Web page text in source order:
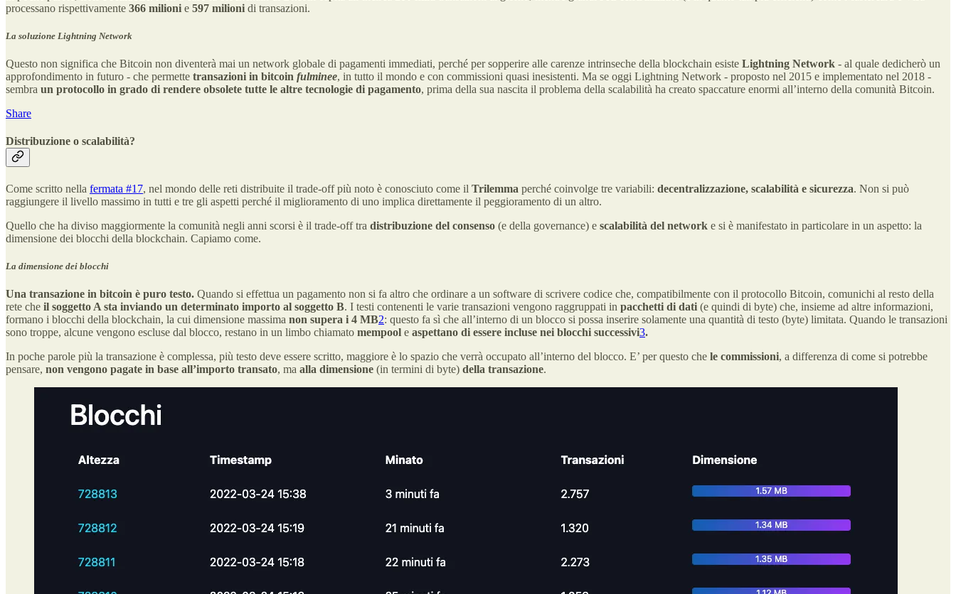
processano rispettivamente 366 milioni e 597 milioni di transazioni.
La soluzione Lightning Network
Questo non significa che Bitcoin non diventerà mai un network globale di pagamenti immediati, perché per sopperire alle carenze intrinseche della blockchain esiste Lightning Network - al quale dedicherò un
approfondimento in futuro - che permette transazioni in bitcoin fulminee, in tutto il mondo e con commissioni quasi inesistenti. Ma se oggi Lightning Network - proposto nel 2015 e implementato nel 2018 -
sembra un protocollo in grado di rendere obsolete tutte le altre tecnologie di pagamento, prima della sua nascita il problema della scalabilità ha creato spaccature enormi all’interno della comunità Bitcoin.
Share
Distribuzione o scalabilità?
Come scritto nella fermata #17, nel mondo delle reti distribuite il trade-off più noto è conosciuto come il Trilemma perché coinvolge tre variabili: decentralizzazione, scalabilità e sicurezza. Non si può
raggiungere il livello massimo in tutti e tre gli aspetti perché il miglioramento di uno implica direttamente il peggioramento di un altro.
Quello che ha diviso maggiormente la comunità negli anni scorsi è il trade-off tra distribuzione del consenso (e della governance) e scalabilità del network e si è manifestato in particolare in un aspetto: la
dimensione dei blocchi della blockchain. Capiamo come.
La dimensione dei blocchi
Una transazione in bitcoin è puro testo. Quando si effettua un pagamento non si fa altro che ordinare a un software di scrivere codice che, compatibilmente con il protocollo Bitcoin, comunichi al resto della
rete che il soggetto A sta inviando un determinato importo al soggetto B. I testi contenenti le varie transazioni vengono raggruppati in pacchetti di dati (e quindi di byte) che, insieme ad altre informazioni,
formano i blocchi della blockchain, la cui dimensione massima non supera i 4 MB2: questo fa sì che all’interno di un blocco si possa inserire solamente una quantità di testo (byte) limitata. Quando le transazioni
sono troppe, alcune vengono escluse dal blocco, restano in un limbo chiamato mempool e aspettano di essere incluse nei blocchi successivi3.
In poche parole più la transazione è complessa, più testo deve essere scritto, maggiore è lo spazio che verrà occupato all’interno del blocco. E’ per questo che le commissioni, a differenza di come si potrebbe
pensare, non vengono pagate in base all’importo transato, ma alla dimensione (in termini di byte) della transazione.